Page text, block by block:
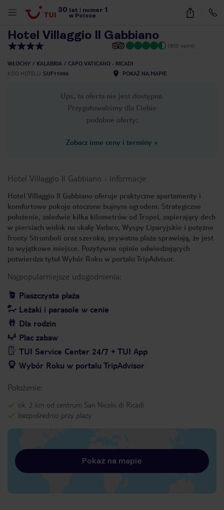
30 lat numer 1
w Polsce
13
Hotel Villaggio Il Gabbiano
(805 opinii)
WŁOCHY KALABRIA
CAPO VATICANO - RICADI
KOD HOTELU SUF11006 POKAŻ NA MAPIE
Ups, ta oferta nie jest dostępna.
Przygotowaliśmy dla Ciebie
podobne oferty:
Zobacz inne ceny i terminy »
Hotel Villaggio Il Gabbiano - informacje
Hotel Villaggio Il Gabbiano oferuje praktyczne apartamenty i
komfortowe pokoje otoczone bujnym ogrodem. Strategiczne
położenie, zaledwie kilka kilometrów od Tropei, zapierający dech
w piersiach widok na skałę Vadaro, Wyspy Liparyjskie i potężne
fronty Stromboli oraz szeroka, prywatna plaża sprawiają, że jest
to wyjątkowe miejsce. Pozytywne opinie odwiedzających
potwierdza tytuł Wybór Roku w portalu TripAdvisor.
Najpopularniejsze udogodnienia:
Piaszczysta plaża
Leżaki i parasole w cenie
Dla rodzin
Plac zabaw
TUI Service Center 24/7 + TUI App
Wybór Roku w portalu TripAdvisor
Położenie:
ok. 2 km od centrum San Nicolo di Ricadi
bezpośrednio przy plaży
Pokaż na mapie